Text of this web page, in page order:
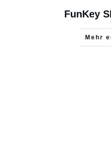
FunKey
Mehr